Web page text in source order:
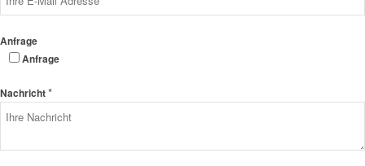
Anfrage
Anfrage
Nachricht*